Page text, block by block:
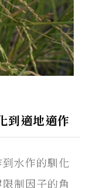
到適地適作
水作的馴化
制因子的角